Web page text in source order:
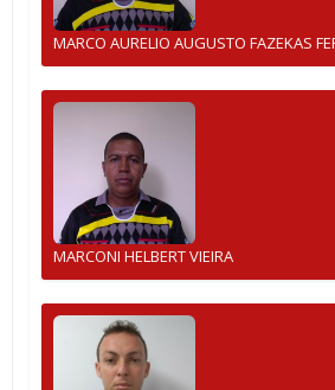
MARCO AURELIO AUGUSTO FAZEKAS
MARCONI HELBERT VIEIRA